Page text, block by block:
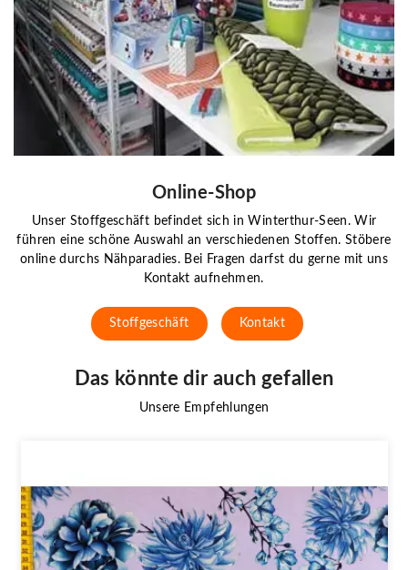
Online-Shop
Unser Stoffgeschäft befindet sich in Winterthur-Seen. Wir
führen eine schöne Auswahl an verschiedenen Stoffen. Stöbere
online durchs Nähparadies. Bei Fragen darfst du gerne mit uns
Kontakt aufnehmen.
Stoffgeschäft Kontakt
Das könnte dir auch gefallen
Unsere Empfehlungen